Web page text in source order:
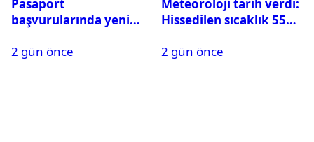
Pasaport
başvurularında yeni
2 gün önce
Meteoroloji tarih verdi:
Hissedilen sıcaklık 55
2 gün önce